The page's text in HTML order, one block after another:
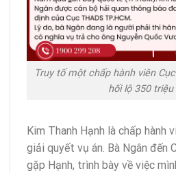
Truy tố một chấp hành viên
hối lộ 350
Kim Thanh Hạnh là chấp hành
giải quyết vụ án. Bà Ngân đến
gặp Hạnh, trình bày về việc